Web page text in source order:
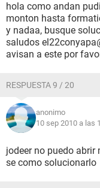
hola como andan
monton hasta
y nadaa, busque
saludos
avisan a este por
RESPUESTA 9 / 20
anonimo
10 sep 2010 a las
jodeer no puedo abrir
se como solucionarlo